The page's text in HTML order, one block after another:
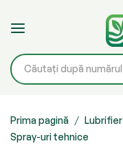
la
Conținut
Prima pagină
Spray-uri tehnice